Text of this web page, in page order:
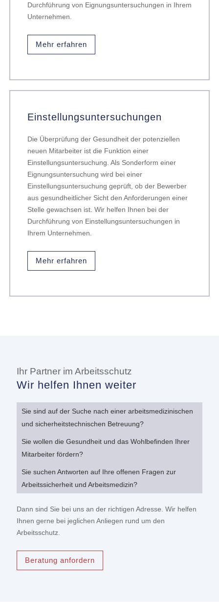
Durchführung von Eignungsuntersuchungen in Ihrem
Unternehmen.
Mehr erfahren
Einstellungsuntersuchungen
Die Überprüfung der Gesundheit der potenziellen
neuen Mitarbeiter ist die Funktion einer
Einstellungsuntersuchung. Als Sonderform einer
Eignungsuntersuchung wird bei einer
Einstellungsuntersuchung geprüft, ob der Bewerber
aus gesundheitlicher Sicht den Anforderungen einer
Stelle gewachsen ist. Wir helfen Ihnen bei der
Durchführung von Einstellungsuntersuchungen in
Ihrem Unternehmen.
Mehr erfahren
Ihr Partner im Arbeitsschutz
Wir helfen Ihnen weiter
Sie sind auf der Suche nach einer arbeitsmedizinischen
und sicherheitstechnischen Betreuung?
Sie wollen die Gesundheit und das Wohlbefinden Ihrer
Mitarbeiter fördern?
Sie suchen Antworten auf Ihre offenen Fragen zur
Arbeitssicherheit und Arbeitsmedizin?
Dann sind Sie bei uns an der richtigen Adresse. Wir helfen
Ihnen gerne bei jeglichen Anliegen rund um den
Arbeitsschutz.
Beratung anfordern